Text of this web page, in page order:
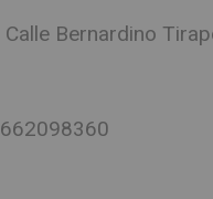
Calle Bernardino
662098360